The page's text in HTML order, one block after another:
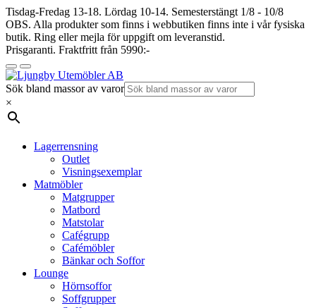
Tisdag-Fredag 13-18. Lördag 10-14. Semesterstängt 1/8 - 10/8
OBS. Alla produkter som finns i webbutiken finns inte i vår fysiska
butik. Ring eller mejla för uppgift om leveranstid.
Prisgaranti. Fraktfritt från 5990:-
Sök bland massor av varor
×
Lagerrensning
Outlet
Visningsexemplar
Matmöbler
Matgrupper
Matbord
Matstolar
Cafégrupp
Cafémöbler
Bänkar och Soffor
Lounge
Hörnsoffor
Soffgrupper